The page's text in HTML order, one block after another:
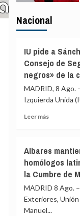
Nacional
IU pide a
Consejo de
negros» de la
MADRID, 8 Ago.
Izquierda Unida
Leer másLeer
pide
a
Sánchez
y
reunir
al
Albares
homólogos
la Cumbre de
MADRID 8 Ago.
Exteriores,
Manuel...